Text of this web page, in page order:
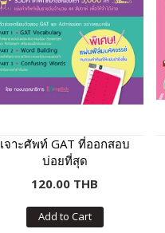
เจาะศัพท์ GAT ที่ออกสอบ
บ่อยที่สุด
120.00 THB
Add to Cart